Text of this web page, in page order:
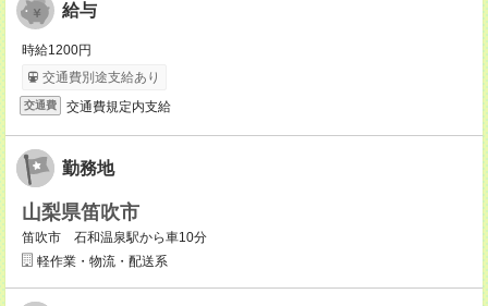
給与
時給1200円
交通費別途支給あり
交通費 交通費規定内支給
勤務地
山梨県笛吹市
笛吹市 石和温泉駅から車10分
軽作業・物流・配送系